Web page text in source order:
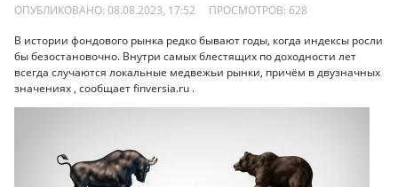
ОПУБЛИКОВАНО: 08.08.2023, 17:52 ПРОСМОТРОВ: 628
В истории фондового рынка редко бывают годы, когда индексы росли
бы безостановочно. Внутри самых блестящих по доходности лет
всегда случаются локальные медвежьи рынки, причём в двузначных
значениях , сообщает finversia.ru .